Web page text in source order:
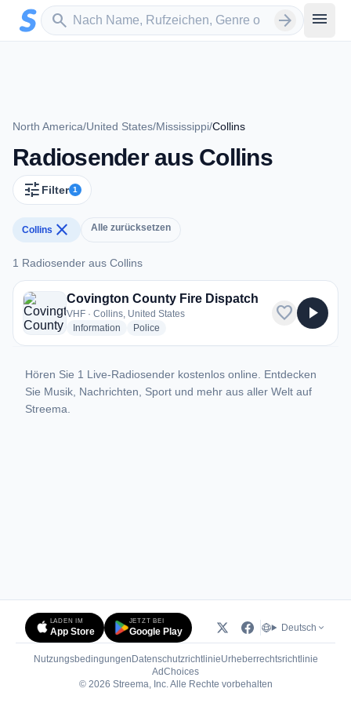
Zum Hauptinhalt springen
search
Sender suchen arrow_forward menu
North America/United States/Mississippi/Collins
Radiosender aus Collins
tune Filter 1
Collins close Alle zurücksetzen
1 Radiosender aus Collins
1 Radiosender aus Collins
Covington County Fire Dispatch
VHF · Collins, United States
Information radio stations
Police
favorite play_arrow
Hören Sie 1 Live-Radiosender kostenlos online. Entdecken
Sie Musik, Nachrichten, Sport und mehr aus aller Welt auf
Streema.
LADEN IM
App Store
JETZT BEI
Google Play Deutsch
Nutzungsbedingungen DatenschutzrichtlinieUrheberrechtsrichtlinie
AdChoices(öffnet in neuem Tab)
© 2026 Streema, Inc. Alle Rechte vorbehalten